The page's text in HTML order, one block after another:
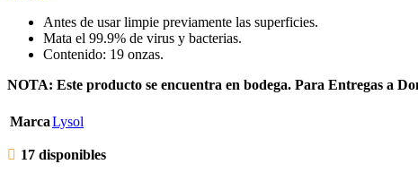
Antes de usar limpie previamente las superficies.
Mata el 99.9% de virus y bacterias.
Contenido: 19 onzas.
NOTA: Este producto se encuentra en bodega. Para Entregas a
MarcaLysol
17 disponibles